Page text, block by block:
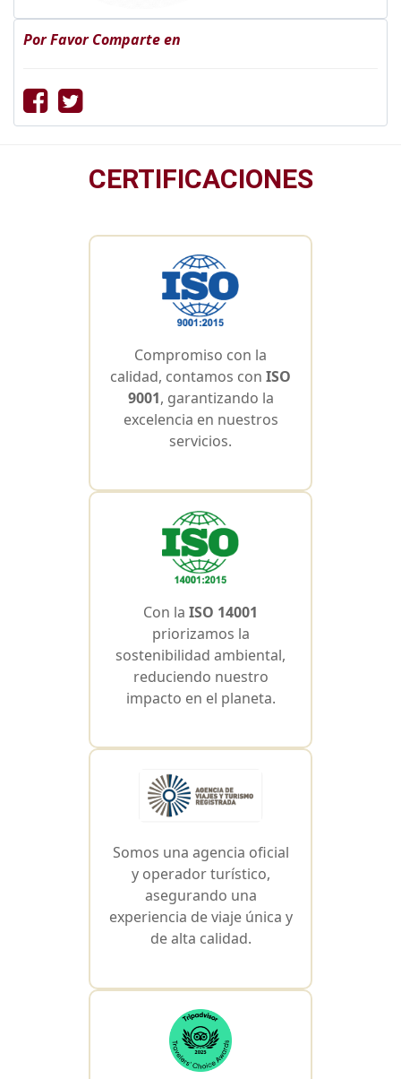
Por Favor Comparte en
CERTIFICACIONES
Compromiso con la
calidad, contamos con ISO
9001, garantizando la
excelencia en nuestros
servicios.
Con la ISO 14001
priorizamos la
sostenibilidad ambiental,
reduciendo nuestro
impacto en el planeta.
Somos una agencia oficial
y operador turístico,
asegurando una
experiencia de viaje única y
de alta calidad.